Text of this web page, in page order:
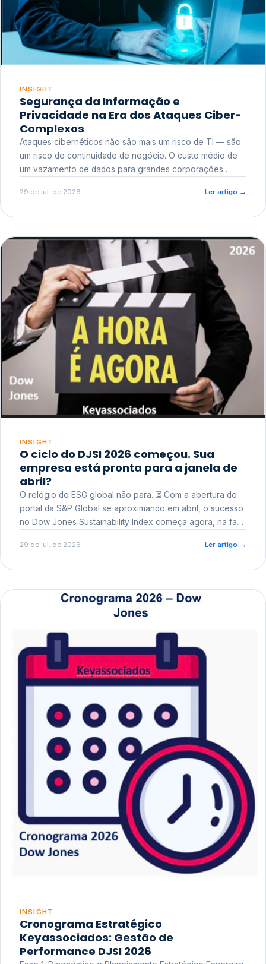
INSIGHT
Segurança da Informação e
Privacidade na Era dos Ataques Ciber-
Complexos
Ataques cibernéticos não são mais um risco de TI — são
um risco de continuidade de negócio. O custo médio de
um vazamento de dados para grandes corporações
reputacional e o risco regulatório junto a órgãos como a
29 de jul. de 2026 Ler artigo →
INSIGHT
O ciclo do DJSI 2026 começou. Sua
empresa está pronta para a janela de
abril?
O relógio do ESG global não para. ⏳ Com a abertura do
portal da S&P Global se aproximando em abril, o sucesso
no Dow Jones Sustainability Index começa agora, na fase
29 de jul. de 2026 Ler artigo →
INSIGHT
Cronograma Estratégico
Keyassociados: Gestão de
Performance DJSI 2026